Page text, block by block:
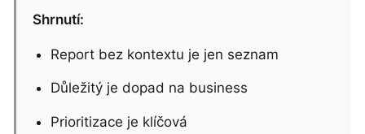
Shrnutí:
Report bez kontextu je jen seznam
Důležitý je dopad na business
Prioritizace je klíčová